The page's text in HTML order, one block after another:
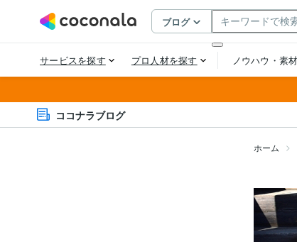
ココナラブログ
ホーム